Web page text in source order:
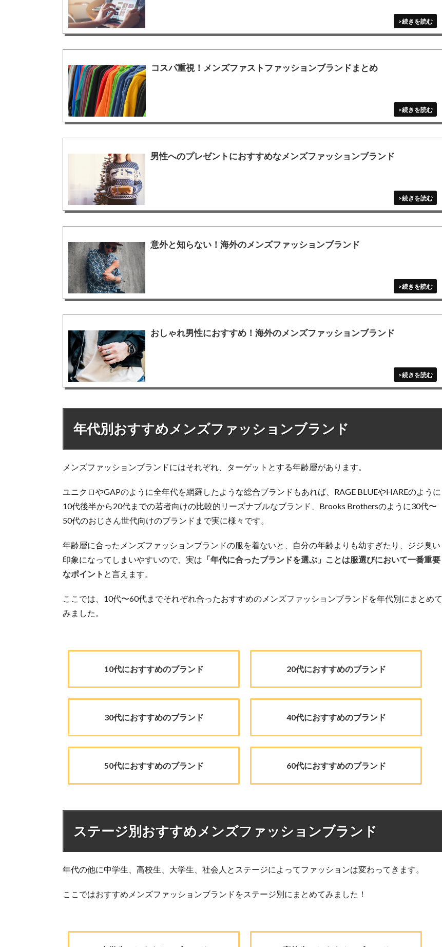
コスパ重視！メンズファストファッションブランドまとめ
男性へのプレゼントにおすすめなメンズファッションブランド
意外と知らない！海外のメンズファッションブランド
おしゃれ男性におすすめ！海外のメンズファッションブランド
年代別おすすめメンズファッションブランド
メンズファッションブランドにはそれぞれ、ターゲットとする年齢層があります。
ユニクロやGAPのように全年代を網羅したような総合ブランドもあれば、RAGE BLUEやHAREのように
10代後半から20代までの若者向けの比較的リーズナブルなブランド、Brooks Brothersのように30代〜
50代のおじさん世代向けのブランドまで実に様々です。
年齢層に合ったメンズファッションブランドの服を着ないと、自分の年齢よりも幼すぎたり、ジジ臭い
印象になってしまいやすいので、実は 「年代に合ったブランドを選ぶ」ことは服選びにおいて一番重要
なポイント と言えます。
ここでは、10代〜60代までそれぞれ合ったおすすめのメンズファッションブランドを年代別にまとめて
みました。
10代におすすめのブランド 20代におすすめのブランド
30代におすすめのブランド 40代におすすめのブランド
50代におすすめのブランド 60代におすすめのブランド
ステージ別おすすめメンズファッションブランド
年代の他に中学生、高校生、大学生、社会人とステージによってファッションは変わってきます。
ここではおすすめメンズファッションブランドをステージ別にまとめてみました！